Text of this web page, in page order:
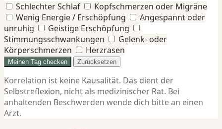
Schlechter Schlaf
Kopfschmerzen oder Migräne
Wenig Energie / Erschöpfung
Angespannt oder
unruhig
Geistige Erschöpfung
Stimmungsschwankungen
Gelenk- oder
Körperschmerzen
Herzrasen
Meinen Tag checken Zurücksetzen
Korrelation ist keine Kausalität. Das dient der
Selbstreflexion, nicht als medizinischer Rat. Bei
anhaltenden Beschwerden wende dich bitte an einen
Arzt.